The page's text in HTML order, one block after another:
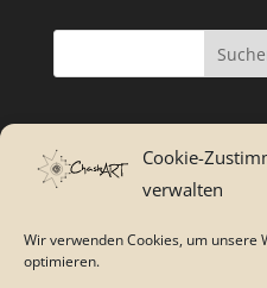
Cookie-
verwalten
Wir verwenden Cookies, um unsere
optimieren.